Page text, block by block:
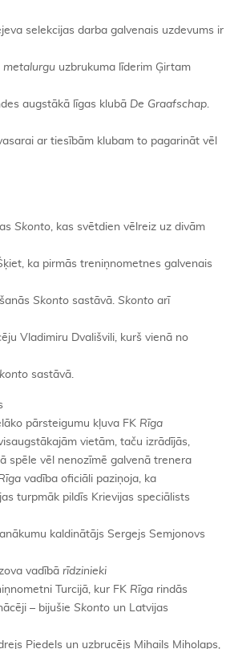
selekcijas darba galvenais uzdevums ir
metalurgu uzbrukuma līderim Ģirtam
augstākā līgas klubā De Graafschap.
ar tiesībām klubam to pagarināt vēl
Skonto, kas svētdien vēlreiz uz divām
ka pirmās treniņnometnes galvenais
Skonto sastāvā. Skonto arī
Vladimiru Dvališvili, kurš vienā no
sastāvā.
pārsteigumu kļuva FK Rīga
vietām, taču izrādījās,
spēle vēl nenozīmē galvenā trenera
vadība oficiāli paziņoja, ka
turpmāk pildīs Krievijas speciālists
kaldinātājs Sergejs Semjonovs
vadībā rīdzinieki
Turcijā, kur FK Rīga rindās
– bijušie Skonto un Latvijas
Piedels un uzbrucējs Mihails Miholaps,